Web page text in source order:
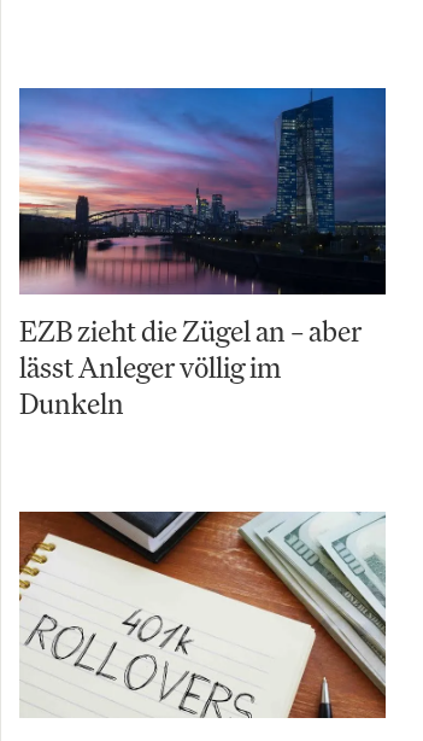
EZB zieht die Zügel an – aber
lässt Anleger völlig im
Dunkeln